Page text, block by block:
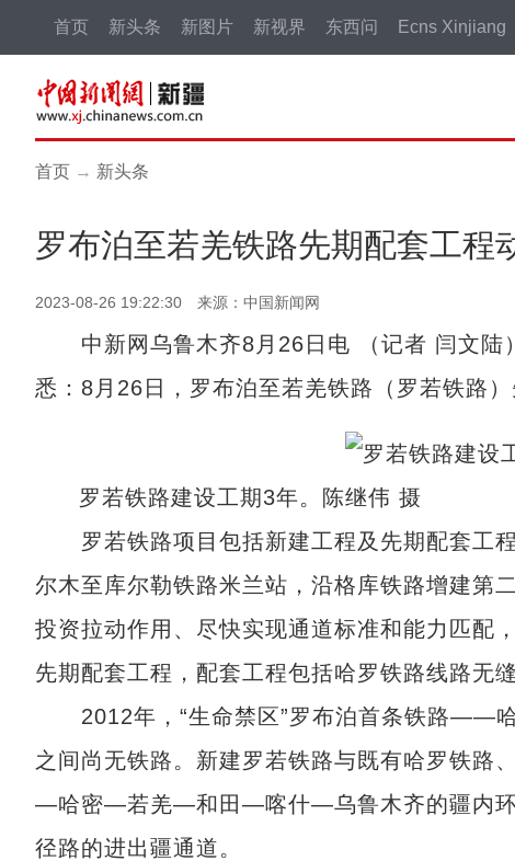
首页 新头条 新图片 新视界 东西问 Ecns Xinjiang
首页 → 新头条
罗布泊至若羌铁路先期配套工程
2023-08-26 19:22:30 来源：中国新闻网
中新网乌鲁木齐8月26日电 （记者 闫文陆
悉：8月26日，罗布泊至若羌铁路（罗若铁路）
罗若铁路建设工期3年。陈继伟 摄
罗若铁路项目包括新建工程及先期配套工程
尔木至库尔勒铁路米兰站，沿格库铁路增建第
投资拉动作用、尽快实现通道标准和能力匹配
先期配套工程，配套工程包括哈罗铁路线路无
2012年，“生命禁区”罗布泊首条铁路——哈
之间尚无铁路。新建罗若铁路与既有哈罗铁路
—哈密—若羌—和田—喀什—乌鲁木齐的疆内环
径路的进出疆通道。